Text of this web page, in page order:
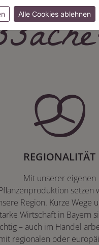
REGIONALITÄT
Mit unserer eigenen
setzen
Region. Kurze Wege
Wirtschaft in Bayern
– auch im Handel
regionalen oder
Alle Cookies ablehnen